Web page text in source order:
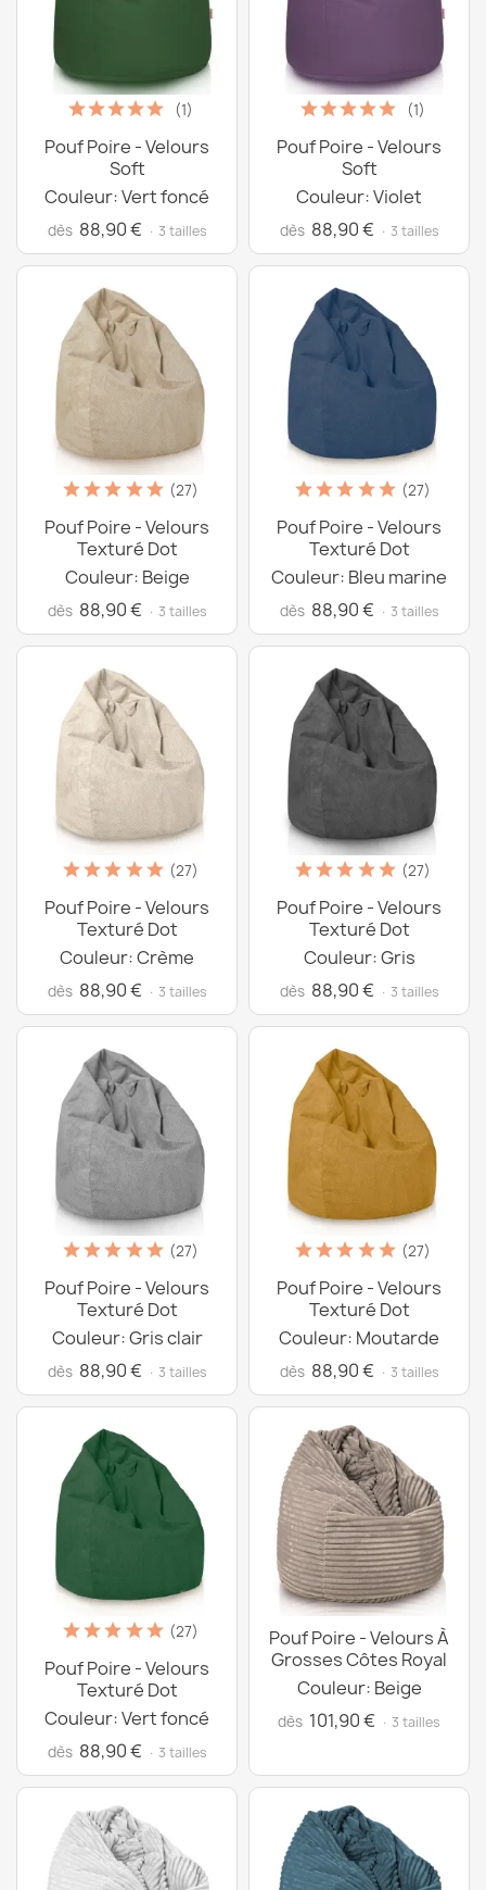
(1)
Pouf Poire - Velours
Soft
Couleur: Vert foncé
dès 88,90 € · 3 tailles
(1)
Pouf Poire - Velours
Soft
Couleur: Violet
dès 88,90 € · 3 tailles
(27)
Pouf Poire - Velours
Texturé Dot
Couleur: Beige
dès 88,90 € · 3 tailles
(27)
Pouf Poire - Velours
Texturé Dot
Couleur: Bleu marine
dès 88,90 € · 3 tailles
(27)
Pouf Poire - Velours
Texturé Dot
Couleur: Crème
dès 88,90 € · 3 tailles
(27)
Pouf Poire - Velours
Texturé Dot
Couleur: Gris
dès 88,90 € · 3 tailles
(27)
Pouf Poire - Velours
Texturé Dot
Couleur: Gris clair
dès 88,90 € · 3 tailles
(27)
Pouf Poire - Velours
Texturé Dot
Couleur: Moutarde
dès 88,90 € · 3 tailles
(27)
Pouf Poire - Velours
Texturé Dot
Couleur: Vert foncé
dès 88,90 € · 3 tailles
Pouf Poire - Velours À
Grosses Côtes Royal
Couleur: Beige
dès 101,90 € · 3 tailles